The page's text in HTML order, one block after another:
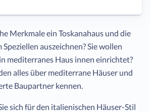
Merkmale ein Toskanahaus und die
auszeichnen? Sie wollen
mediterranes Haus innen einrichtet?
alles über mediterrane Häuser und
Baupartner kennen.
sich für den italienischen Häuser-Stil